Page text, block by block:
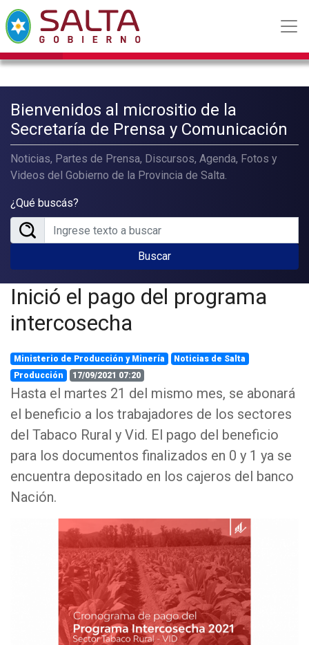
Bienvenidos al micrositio de la
Secretaría de Prensa y Comunicación
Noticias, Partes de Prensa, Discursos, Agenda, Fotos y
Videos del Gobierno de la Provincia de Salta.
¿Qué buscás?
Buscar
Inició el pago del programa
intercosecha
Ministerio de Producción y Minería
Noticias de Salta
Producción
17/09/2021 07:20
Hasta el martes 21 del mismo mes, se abonará
el beneficio a los trabajadores de los sectores
del Tabaco Rural y Vid. El pago del beneficio
para los documentos finalizados en 0 y 1 ya se
encuentra depositado en los cajeros del banco
Nación.